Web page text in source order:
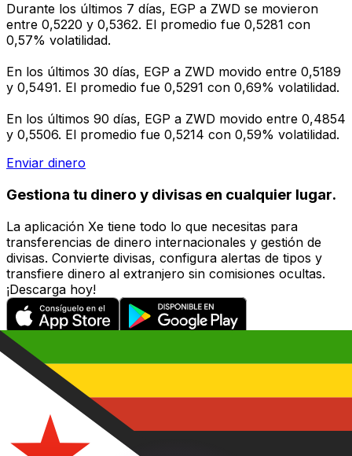
Durante los últimos 7 días, EGP a ZWD se movieron
entre 0,5220 y 0,5362. El promedio fue 0,5281 con
0,57% volatilidad.
En los últimos 30 días, EGP a ZWD movido entre 0,5189
y 0,5491. El promedio fue 0,5291 con 0,69% volatilidad.
En los últimos 90 días, EGP a ZWD movido entre 0,4854
y 0,5506. El promedio fue 0,5214 con 0,59% volatilidad.
Enviar dinero
Gestiona tu dinero y divisas en cualquier lugar.
La aplicación Xe tiene todo lo que necesitas para
transferencias de dinero internacionales y gestión de
divisas. Convierte divisas, configura alertas de tipos y
transfiere dinero al extranjero sin comisiones ocultas.
¡Descarga hoy!